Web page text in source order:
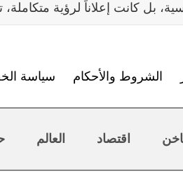
بل كانت إعلاناً لرؤية متكاملة،
الشروط والأحكام سياسة
اقتصاد العالم